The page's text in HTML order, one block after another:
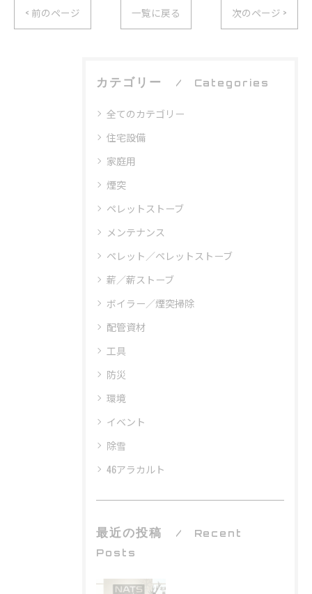
< 前のページ 一覧に戻る 次のページ >
カテゴリー Categories
全てのカテゴリー
住宅設備
家庭用
煙突
ペレットストーブ
メンテナンス
ペレット／ペレットストーブ
薪／薪ストーブ
ボイラー／煙突掃除
配管資材
工具
防災
環境
イベント
除雪
46アラカルト
最近の投稿
Recent
Posts